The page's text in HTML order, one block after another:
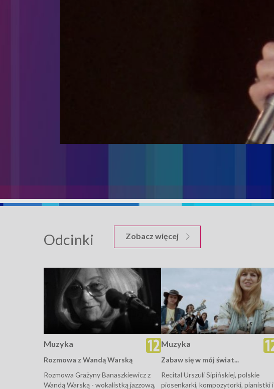
Odcinki Zobacz więcej odcinków Muzyka
Muzyka
Rozmowa z Wandą Warską
Rozmowa Grażyny Banaszkiewicz z
Wandą Warską - wokalistką jazzową,
Muzyka
Zabaw się w mój świat...
Recital Urszuli Sipińskiej, polskie
piosenkarki, kompozytorki, pianistki i